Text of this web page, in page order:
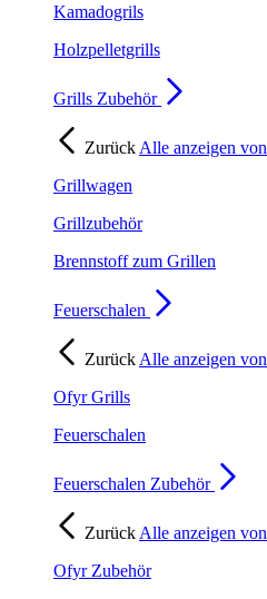
Kamadogrils
Holzpelletgrills
Grills Zubehör
Zurück Alle anzeigen von
Grillwagen
Grillzubehör
Brennstoff zum Grillen
Feuerschalen
Zurück Alle anzeigen von
Ofyr Grills
Feuerschalen
Feuerschalen Zubehör
Zurück Alle anzeigen von
Ofyr Zubehör